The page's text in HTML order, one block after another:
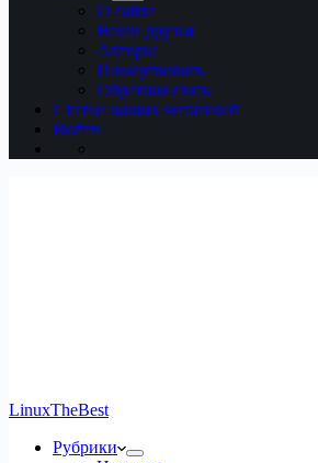
О сайте
Наши друзья
Авторы
Пожертвовать
Обратная связь
Статьи наших читателей
Войти
LinuxTheBest
Рубрики